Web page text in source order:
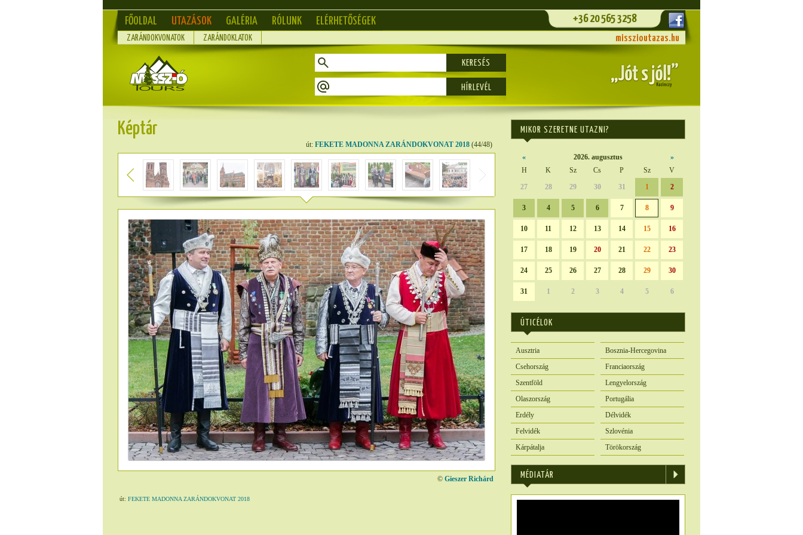
FŐOLDAL UTAZÁSOK GALÉRIA RÓLUNK ELÉRHETŐSÉGEK +36 20 565 3258
ZARÁNDOKVONATOK ZARÁNDOKLATOK misszioutazas.hu
KERESÉS
Képtár
út: FEKETE MADONNA ZARÁNDOKVONAT 2018 (44/48)
© Gieszer Richárd
út: FEKETE MADONNA ZARÁNDOKVONAT 2018
MIKOR SZERETNE UTAZNI?
« 2026. augusztus
»
H
K Sz Cs P Sz
V
27
28 29 30 31 1 2
3 4 5 6 7 8 9
10 11 12 13 14 15 16
17 18 19 20 21 22 23
24 25 26 27 28 29 30
31 1 2 3 4 5 6
ÚTICÉLOK
Ausztria
Bosznia-Hercegovina
Csehország
Franciaország
Szentföld
Lengyelország
Olaszország
Portugália
Erdély
Délvidék
Felvidék
Szlovénia
Kárpátalja
Törökország
MÉDIATÁR